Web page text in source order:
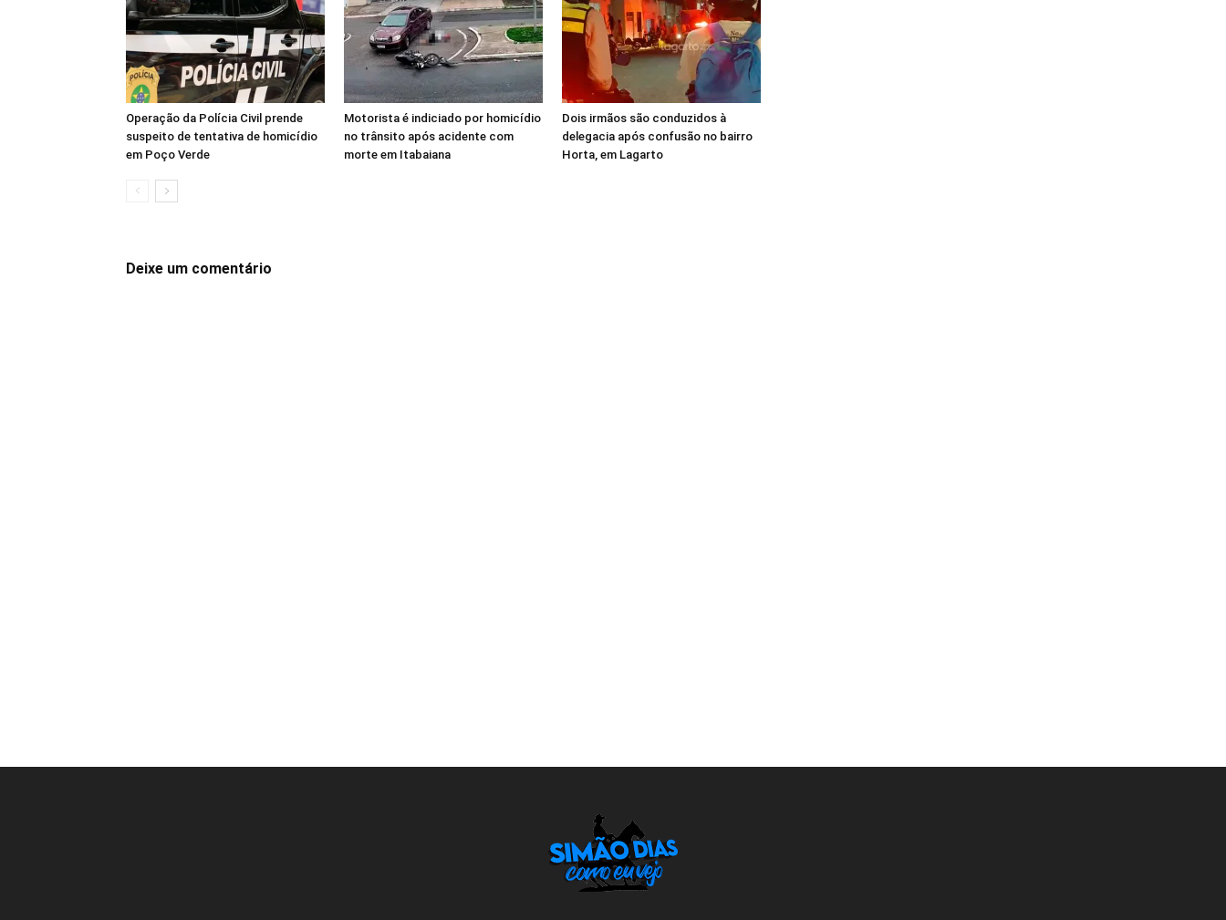
Operação da Polícia Civil prende
suspeito de tentativa de homicídio
em Poço Verde
Motorista é indiciado por homicídio
no trânsito após acidente com
morte em Itabaiana
Dois irmãos são conduzidos à
delegacia após confusão no bairro
Horta, em Lagarto
Deixe um comentário